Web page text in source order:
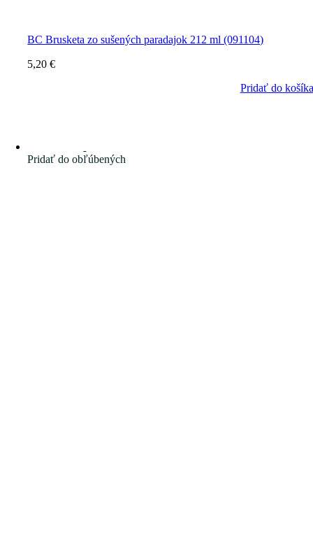
BC Brusketa zo sušených paradajok 212 ml (091104)
5,20€
Pridať do košíka
Pridať do obľúbených